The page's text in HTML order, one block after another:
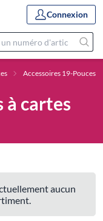
Connexion
Accessoires 19-Pouces
à cartes
aucun